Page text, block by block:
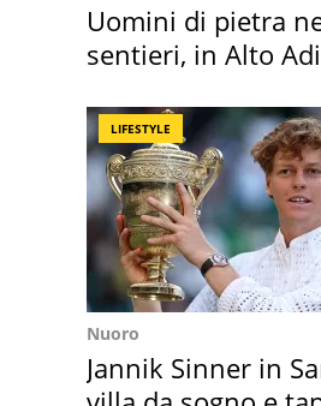
Uomini di pietra
sentieri, in Alto
LIFESTYLE
Nuoro
Jannik Sinner in